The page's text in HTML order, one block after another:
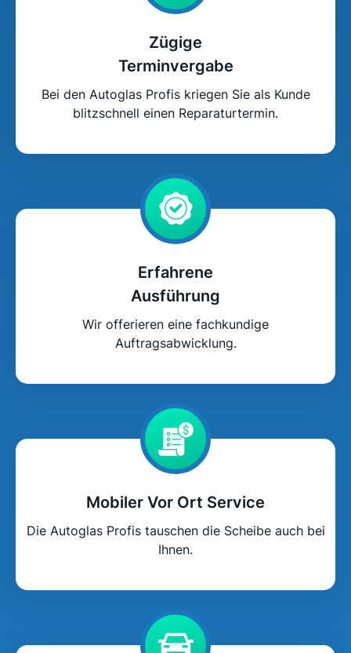
Zügige
Terminvergabe
Bei den Autoglas Profis kriegen Sie als Kunde
blitzschnell einen Reparaturtermin.
Erfahrene
Ausführung
Wir offerieren eine fachkundige
Auftragsabwicklung.
Mobiler Vor Ort Service
Die Autoglas Profis tauschen die Scheibe auch bei
Ihnen.